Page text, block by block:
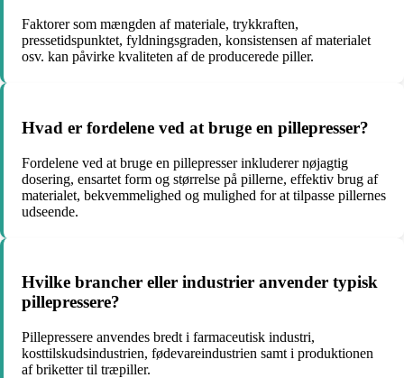
Faktorer som mængden af materiale, trykkraften,
pressetidspunktet, fyldningsgraden, konsistensen af materialet
osv. kan påvirke kvaliteten af de producerede piller.
Hvad er fordelene ved at bruge en pillepresser?
Fordelene ved at bruge en pillepresser inkluderer nøjagtig
dosering, ensartet form og størrelse på pillerne, effektiv brug af
materialet, bekvemmelighed og mulighed for at tilpasse pillernes
udseende.
Hvilke brancher eller industrier anvender typisk
pillepressere?
Pillepressere anvendes bredt i farmaceutisk industri,
kosttilskudsindustrien, fødevareindustrien samt i produktionen
af ​​briketter til træpiller.